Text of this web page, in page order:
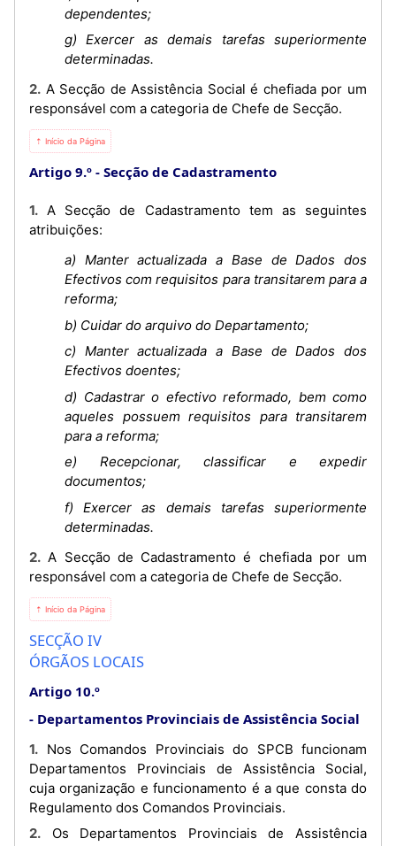
dependentes;
g) Exercer as demais tarefas superiormente
determinadas.
2. A Secção de Assistência Social é chefiada por um
responsável com a categoria de Chefe de Secção.
⇡ Início da Página
Artigo 9.º Secção de Cadastramento
1. A Secção de Cadastramento tem as seguintes
atribuições:
a) Manter actualizada a Base de Dados dos
Efectivos com requisitos para transitarem para a
reforma;
b) Cuidar do arquivo do Departamento;
c) Manter actualizada a Base de Dados dos
Efectivos doentes;
d) Cadastrar o efectivo reformado, bem como
aqueles possuem requisitos para transitarem
para a reforma;
e) Recepcionar, classificar e expedir
documentos;
f) Exercer as demais tarefas superiormente
determinadas.
2. A Secção de Cadastramento é chefiada por um
responsável com a categoria de Chefe de Secção.
⇡ Início da Página
SECÇÃO IV
ÓRGÃOS LOCAIS
Artigo 10.º
Departamentos Provinciais de Assistência Social
1. Nos Comandos Provinciais do SPCB funcionam
Departamentos Provinciais de Assistência Social,
cuja organização e funcionamento é a que consta do
Regulamento dos Comandos Provinciais.
2. Os Departamentos Provinciais de Assistência